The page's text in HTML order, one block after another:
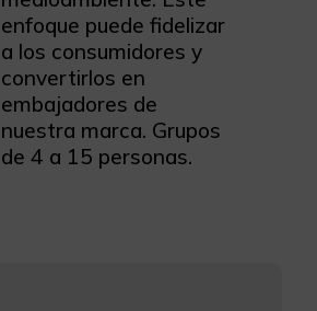
enfoque puede fidelizar
a los consumidores y
convertirlos en
embajadores de
nuestra marca. Grupos
de 4 a 15 personas.